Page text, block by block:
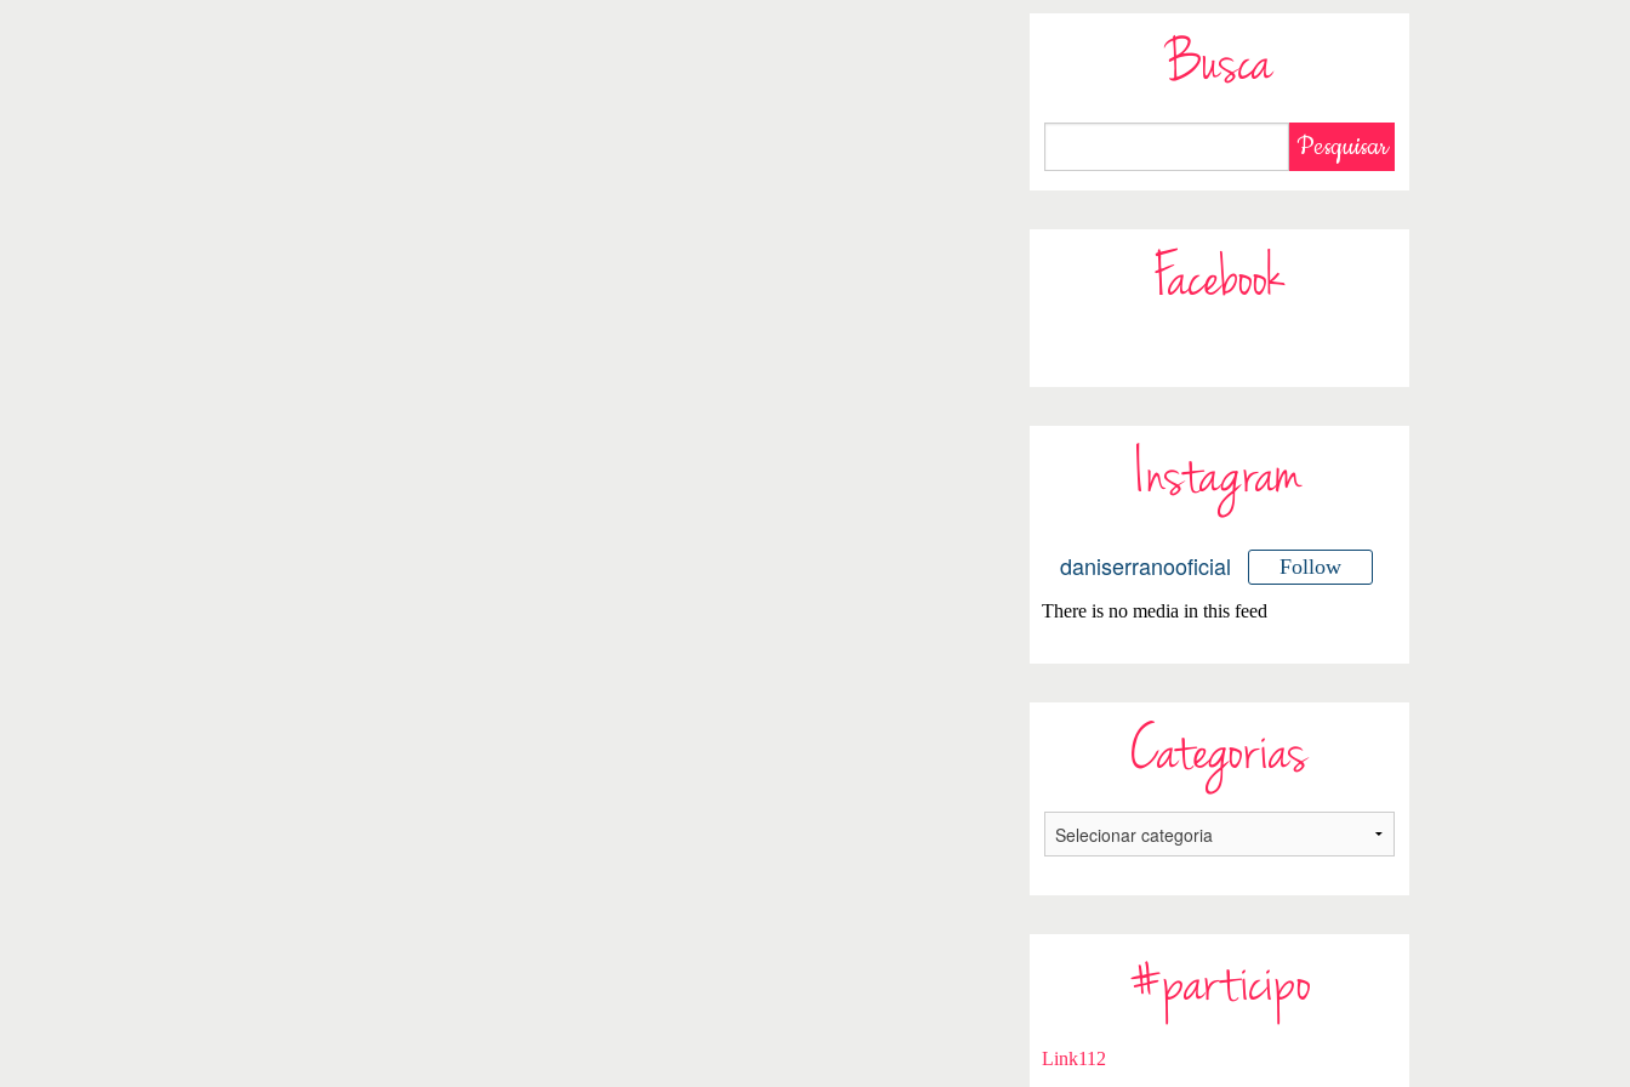
Busca
Facebook
Instagram
daniserranooficial Follow
There is no media in this feed
Categorias
#participo
Link112